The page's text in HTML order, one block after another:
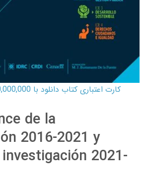
de la
2016-2021 y
2021-